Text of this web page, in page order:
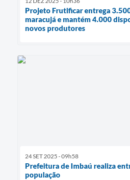
Projeto Frutificar entrega
maracujá e mantém 4.000
novos produtores
24 SET 2025 - 09h58
Prefeitura de Imbaú realiza
população